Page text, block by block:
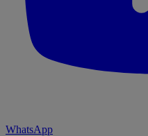
WhatsApp